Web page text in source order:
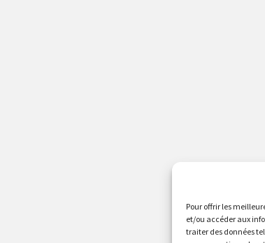
Pour offrir les
et/ou accéder aux
traiter des données